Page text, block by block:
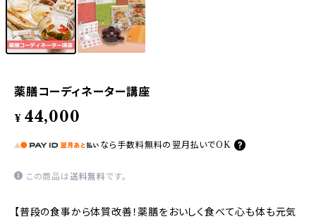
薬膳コーディネーター講座
¥ 44,000
なら 手数料無料の 翌月払いでOK
この商品は送料無料です。
【普段の食事から体質改善！薬膳をおいしく食べて心も体も元気